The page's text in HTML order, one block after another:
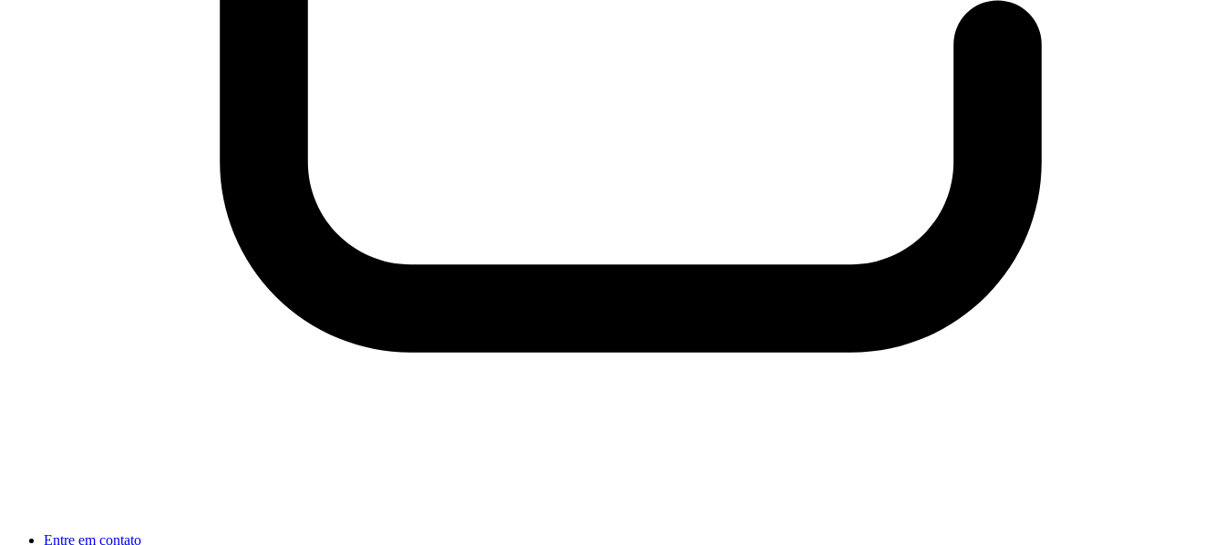
Entre em contato